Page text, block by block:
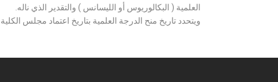
العلمية ( البكالوريوس أو الليسانس ) والتقدير الذي ناله.
ويتحدد تاريخ منح الدرجة العلمية بتاريخ اعتماد مجلس